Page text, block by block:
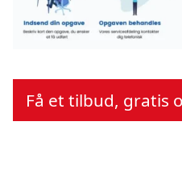
Få et tilbud, gratis